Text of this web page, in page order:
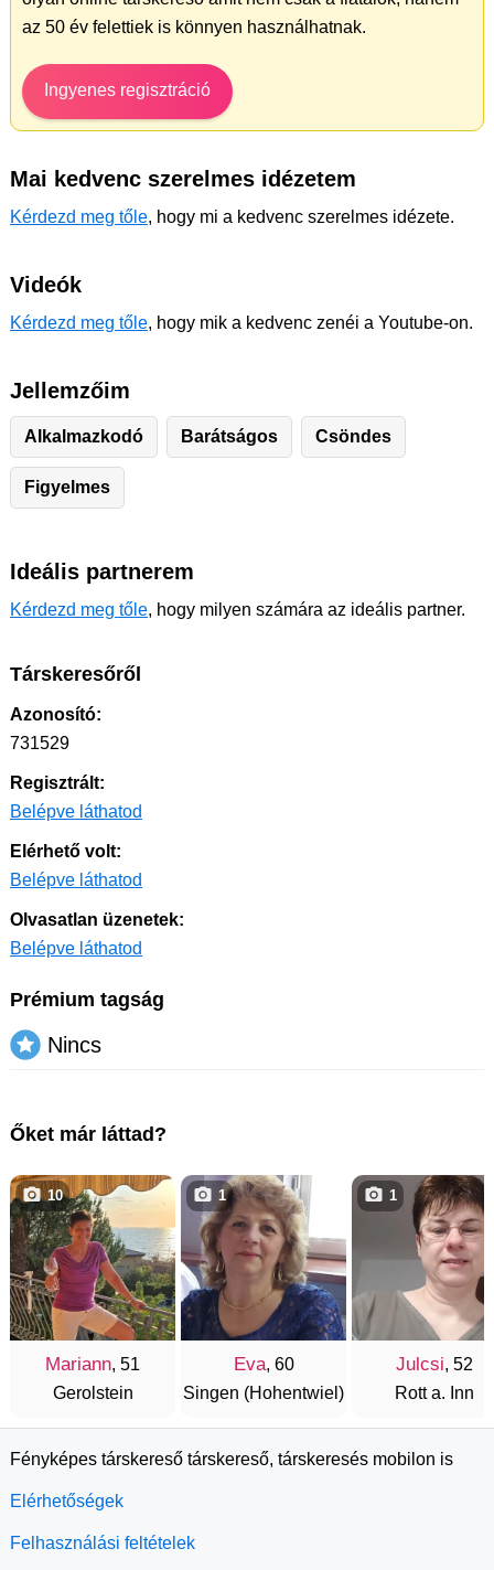
az 50 év felettiek is könnyen használhatnak.
Ingyenes regisztráció
Mai kedvenc szerelmes idézetem
Kérdezd meg tőle, hogy mi a kedvenc szerelmes idézete.
Videók
Kérdezd meg tőle, hogy mik a kedvenc zenéi a Youtube-on.
Jellemzőim
Alkalmazkodó Barátságos Csöndes
Figyelmes
Ideális partnerem
Kérdezd meg tőle, hogy milyen számára az ideális partner.
Társkeresőről
Azonosító:
731529
Regisztrált:
Belépve láthatod
Elérhető volt:
Belépve láthatod
Olvasatlan üzenetek:
Belépve láthatod
Prémium tagság
Nincs
Őket már láttad?
Mariann, 51
Gerolstein
10
Eva, 60
Singen (Hohentwiel)
1
Julcsi, 52
Rott a. Inn
1
Fényképes társkereső társkereső, társkeresés mobilon is
Elérhetőségek
Felhasználási feltételek